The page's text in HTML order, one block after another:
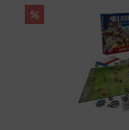
Rabatt
%